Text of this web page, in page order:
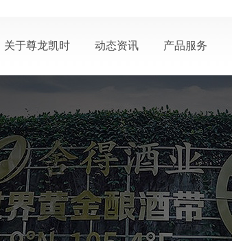
关于尊龙凯时
尊龙凯时荣誉
系尊龙凯时 - 人
就是搏!-z6com
动态资讯
媒体报道
活动信息
视频中心
产品服务
产品中心
个性定制
会员中心
服务中心